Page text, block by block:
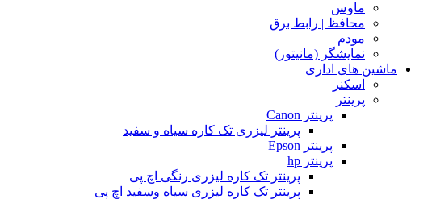
ماوس
محافظ | رابط برق
مودم
نمایشگر (مانیتور)
ماشین های اداری
اسکنر
پرینتر
پرینتر Canon
پرینتر لیزری تک کاره سیاه و سفید
پرینتر Epson
پرینتر hp
پرینتر تک کاره لیزری رنگی اچ پی
پرینتر تک کاره لیزری سیاه وسفید اچ پی